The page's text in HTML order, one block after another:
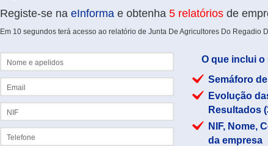
Registe-se na eInforma e obtenha 5 relatórios de
Em 10 segundos terá acesso ao relatório de Junta De Agricultores Do Regadio
O que inclui o
Semáforo
Evolução
Resultados
NIF, Nome,
da empresa